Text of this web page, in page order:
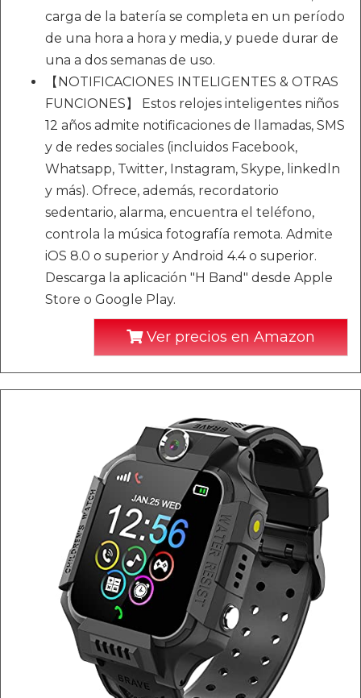
carga de la batería se completa en un período
de una hora a hora y media, y puede durar de
una a dos semanas de uso.
【NOTIFICACIONES INTELIGENTES & OTRAS
FUNCIONES】 Estos relojes inteligentes niños
12 años admite notificaciones de llamadas, SMS
y de redes sociales (incluidos Facebook,
Whatsapp, Twitter, Instagram, Skype, linkedln
y más). Ofrece, además, recordatorio
sedentario, alarma, encuentra el teléfono,
controla la música fotografía remota. Admite
iOS 8.0 o superior y Android 4.4 o superior.
Descarga la aplicación "H Band" desde Apple
Store o Google Play.
Ver precios en Amazon